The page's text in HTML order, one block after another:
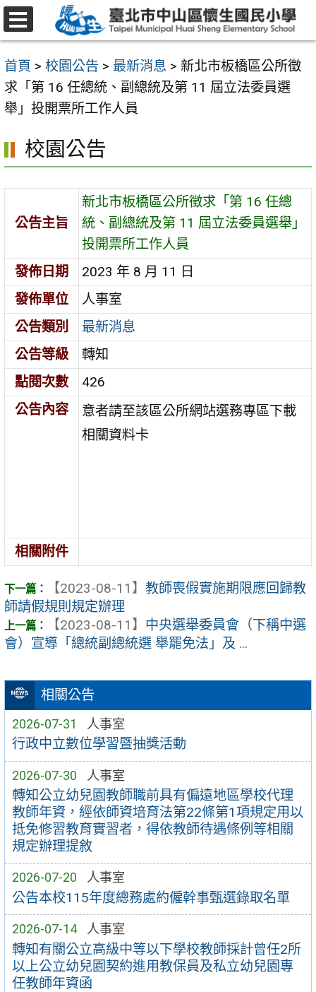
跳
至
要
內
容
首頁 > 校園公告 > 最新消息 > 新北市板橋區公所徵
求「第 16 任總統、副總統及第 11 屆立法委員選
舉」投開票所工作人員
相關公告
2026-07-31 人事室
行政中立數位學習暨抽獎活動
2026-07-30 人事室
轉知公立幼兒園教師職前具有偏遠地區學校代理
教師年資，經依師資培育法第22條第1項規定用以
抵免修習教育實習者，得依教師待遇條例等相關
規定辦理提敘
2026-07-20 人事室
公告本校115年度總務處約僱幹事甄選錄取名單
2026-07-14 人事室
轉知有關公立高級中等以下學校教師採計曾任2所
以上公立幼兒園契約進用教保員及私立幼兒園專
任教師年資函
校園公告
公告主旨
新北市板橋區公所徵求「第 16 任總
統、副總統及第 11 屆立法委員選舉」
投開票所工作人員
發佈日期
2023 年 8 月 11 日
發佈單位
人事室
公告類別
最新消息
公告等級
轉知
點閱次數
426
公告內容
意者請至該區公所網站選務專區下載
相關資料卡
相關附件
【2023-08-11】 教師喪假實施期限應回歸教
師請假規則規定辦理
【2023-08-11】 中央選舉委員會（下稱中選
會）宣導「總統副總統選 舉罷免法」及 ...
選
單